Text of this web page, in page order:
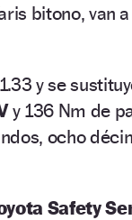
bitono, van
y se
y 136 Nm de
ocho
Safety